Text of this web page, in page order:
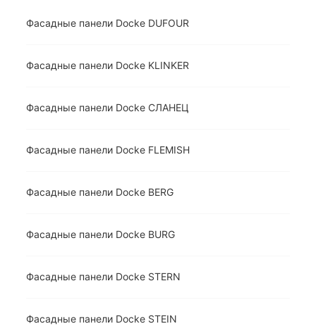
Фасадные панели Docke DUFOUR
Фасадные панели Docke KLINKER
Фасадные панели Docke СЛАНЕЦ
Фасадные панели Docke FLEMISH
Фасадные панели Docke BERG
Фасадные панели Docke BURG
Фасадные панели Docke STERN
Фасадные панели Docke STEIN